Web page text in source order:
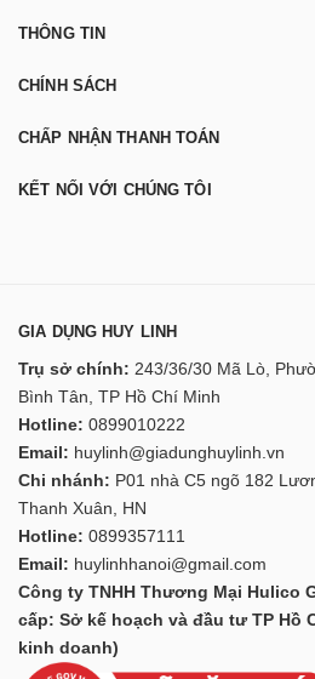
THÔNG TIN
CHÍNH SÁCH
CHẤP NHẬN THANH TOÁN
KẾT NỐI VỚI CHÚNG TÔI
GIA DỤNG HUY LINH
Trụ sở chính: 243/36/30 Mã Lò,
Bình Tân, TP Hồ Chí Minh
Hotline: 0899010222
Email: huylinh@giadunghuylinh.vn
Chi nhánh: P01 nhà C5 ngõ 182
Thanh Xuân, HN
Hotline: 0899357111
Email: huylinhhanoi@gmail.com
Công ty TNHH Thương Mại Hulico
cấp: Sở kế hoạch và đầu tư TP Hồ
kinh doanh)